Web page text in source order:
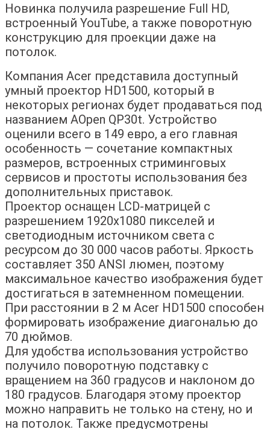
Новинка получила разрешение Full HD,
встроенный YouTube, а также поворотную
конструкцию для проекции даже на
потолок.
Компания Acer представила доступный
умный проектор HD1500, который в
некоторых регионах будет продаваться под
названием AOpen QP30t. Устройство
оценили всего в 149 евро, а его главная
особенность — сочетание компактных
размеров, встроенных стриминговых
сервисов и простоты использования без
дополнительных приставок.
Проектор оснащен LCD-матрицей с
разрешением 1920х1080 пикселей и
светодиодным источником света с
ресурсом до 30 000 часов работы. Яркость
составляет 350 ANSI люмен, поэтому
максимальное качество изображения будет
достигаться в затемненном помещении.
При расстоянии в 2 м Acer HD1500 способен
формировать изображение диагональю до
70 дюймов.
Для удобства использования устройство
получило поворотную подставку с
вращением на 360 градусов и наклоном до
180 градусов. Благодаря этому проектор
можно направить не только на стену, но и
на потолок. Также предусмотрены